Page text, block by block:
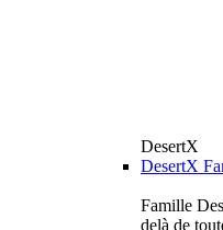
DesertX
DesertX
Famille
delà de